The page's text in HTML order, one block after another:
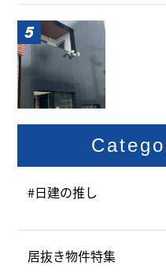
#日建の推し
居抜き物件特集